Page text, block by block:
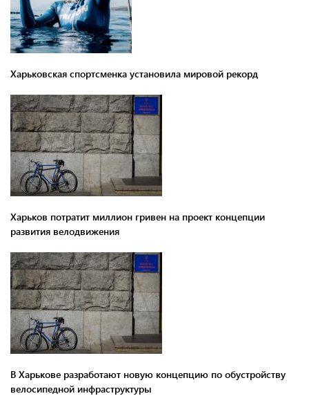
Харьковская спортсменка установила мировой рекорд
Харьков потратит миллион гривен на проект концепции
развития велодвижения
В Харькове разработают новую концепцию по обустройству
велосипедной инфраструктуры